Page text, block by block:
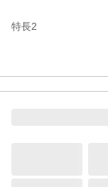
特長2